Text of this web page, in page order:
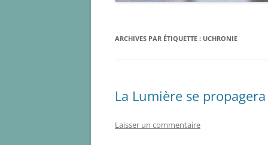
ARCHIVES PAR ÉTIQUETTE : UCHRONIE
La Lumière se
Laisser un commentaire